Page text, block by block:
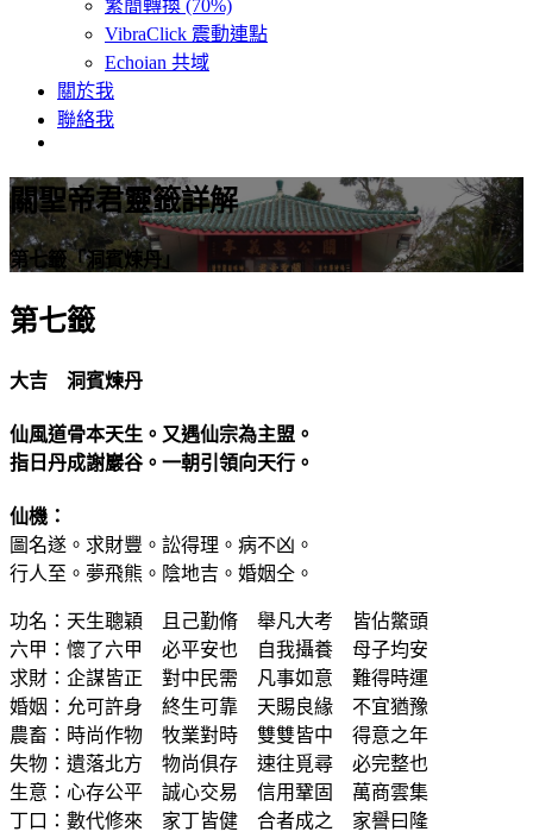
繁簡轉換 (70%)
VibraClick 震動連點
Echoian 共域
關於我
聯絡我
關聖帝君靈籤詳解
第七籤「洞賓煉丹」
第七籤
大吉 洞賓煉丹
仙風道骨本天生。又遇仙宗為主盟。
指日丹成謝巖谷。一朝引領向天行。
仙機：
圖名遂。求財豐。訟得理。病不凶。
行人至。夢飛熊。陰地吉。婚姻仝。
功名：天生聰穎 且己勤脩 舉凡大考 皆佔鱉頭
六甲：懷了六甲 必平安也 自我攝養 母子均安
求財：企謀皆正 對中民需 凡事如意 難得時運
婚姻：允可許身 終生可靠 天賜良緣 不宜猶豫
農畜：時尚作物 牧業對時 雙雙皆中 得意之年
失物：遺落北方 物尚俱存 速往覓尋 必完整也
生意：心存公平 誠心交易 信用鞏固 萬商雲集
丁口：數代修來 家丁皆健 合者成之 家譽曰隆